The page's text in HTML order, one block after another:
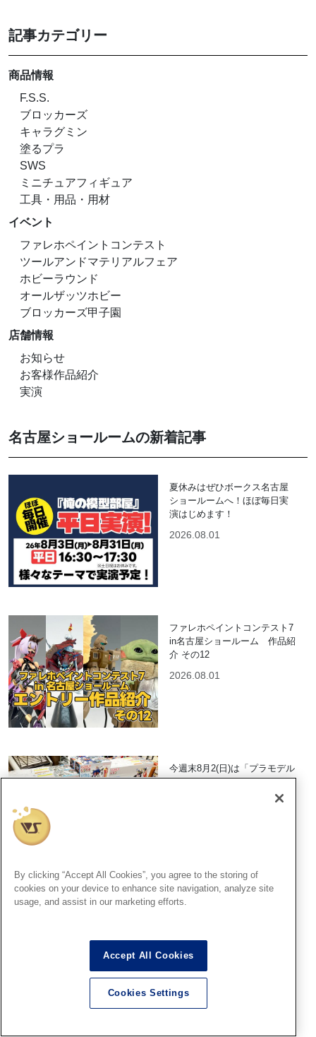
記事カテゴリー
商品情報
F.S.S.
ブロッカーズ
キャラグミン
塗るプラ
SWS
ミニチュアフィギュア
工具・用品・用材
イベント
ファレホペイントコンテスト
ツールアンドマテリアルフェア
ホビーラウンド
オールザッツホビー
ブロッカーズ甲子園
店舗情報
お知らせ
お客様作品紹介
実演
名古屋ショールームの新着記事
夏休みはぜひボークス名古屋
ショールームへ！ほぼ毎日実
演はじめます！
2026.08.01
ファレホペイントコンテスト7
in名古屋ショールーム 作品紹
介 その12
2026.08.01
今週末8月2(日)は「プラモデル
組み立て教室」！
2026.07.30
By clicking “Accept All Cookies”, you agree to the storing of
cookies on your device to enhance site navigation, analyze site
usage, and assist in our marketing efforts.
Accept All Cookies
Cookies Settings